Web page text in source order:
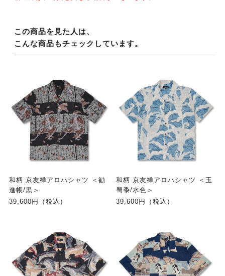
この商品を見た人は、
こんな商品もチェックしています。
和柄 京友禅アロハシャツ ＜勧
進帳/黒＞
39,600円（税込）
和柄 京友禅アロハシャツ ＜玉
蜀黍/水色＞
39,600円（税込）